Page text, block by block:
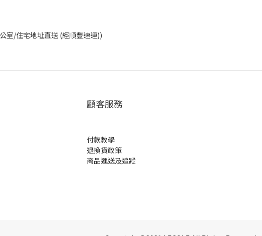
室/住宅地址直送 (經順豐速運))
顧客服務
付款教學
退換貨政策
商品運送及追蹤